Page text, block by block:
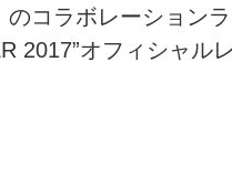
のコラボレーション
2017”オフィシャル